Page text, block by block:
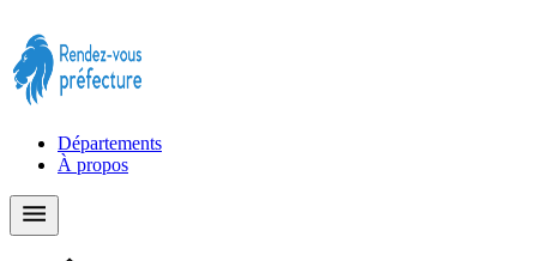
Départements
À propos